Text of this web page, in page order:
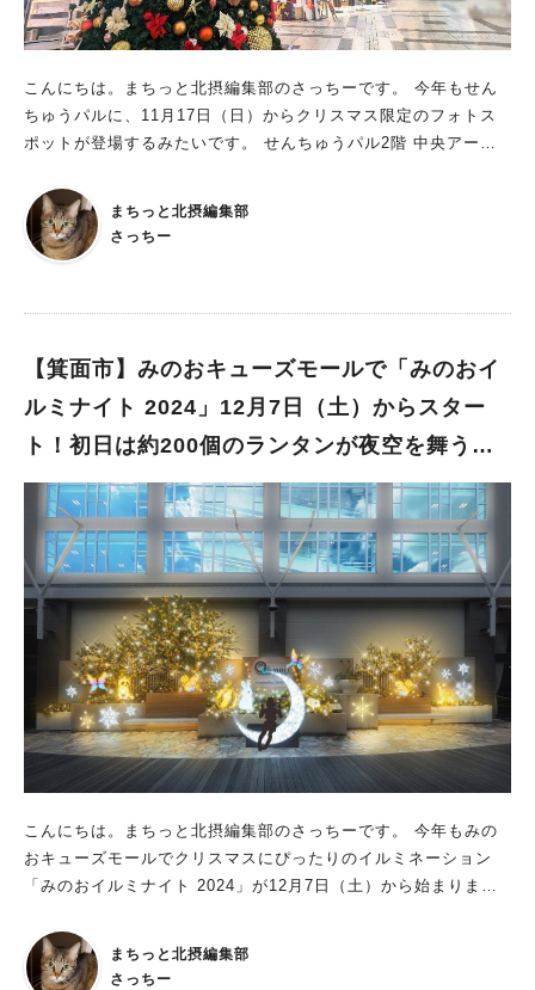
こんにちは。まちっと北摂編集部のさっちーです。 今年もせん
ちゅうパルに、11月17日（日）からクリスマス限定のフォトス
ポットが登場するみたいです。 せんちゅうパル2階 中央アーケ
ンタハウス」がやって来ます！ クリスマスツリー＆サンタハウ
スの展示期間は11月17日（日）～12月25日（水）なので、 せん
ちゅうパルへお買い物の際はぜひ立ち寄ってみてくださいね。
写真を撮ろう！」（12月21日開催）、 「クリスマスKidsスタン
ントも多数開催されます。 せんちゅうパルに行かれた際は、ひ
と足早くクリスマス気分もお楽しみください！ クリスマスイベ
30日（土）・12月1日（日） ■時間：午前10時～午後5時 全7
回 ※なくなり次第終了。 ■場所：せんちゅうパル2階 中央アー
ケード北側 ■講師：サトウ花店 ■定員：各日先着150人 ■参加方
法：11月29日（金）からの、当日の購入レシート2,000円以上で
一人1回参加可、（せんちゅうパルLINE友だちの人は、購入レシ
ート1,000円（税込・合算可）以上の提示で参加可 ※当日午前9
時30分～1日分の整理券を配布 ●「キラキラビジューのクリスマ
スツリーを作ろう！（ブローチ／チャーム）」 ■日程：12月7日
（土）・8日（日） ■時間：①午前11時～②正午～③午後1時～④
午後2時～⑤午後3時～⑥午後4時～ ■場所：CHIT CHAT ※せん
ちゅうパル1階 八角の左隣／入口はバス停側 ■定員：各回3人 ■
※追加料金でツイード生地に変更可能 ■所要時間：30～40分程度
■参加方法：予約優先 ※事前予約はインスタ（@mmk-hapun
a）へDM）。空きがあれは当日参加可能 ※当日午前9時30分〜会
真を撮ろう」 ■日程：12月21日（土） ■時間：①午前10時30分
～②午後12時30分～③午後2時～④午後3時30分～ ■場所：せん
まちっと北摂編集部
さっちー
【箕面市】みのおキューズモールで「みのおイ
ルミナイト 2024」12月7日（土）からスター
ト！初日は約200個のランタンが夜空を舞うイ
ベントも
こんにちは。まちっと北摂編集部のさっちーです。 今年もみの
おキューズモールでクリスマスにぴったりのイルミネーション
「みのおイルミナイト 2024」が12月7日（土）から始まりま
されるみたいですよ！ 約200個のランタンが幻想的に舞う点灯式
箕面商工会議所青年部が主催する同イベント。 みのおキューズ
まちっと北摂編集部
さっちー